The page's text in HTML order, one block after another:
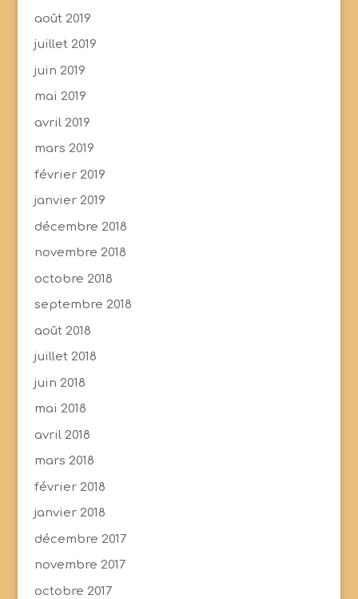
août 2019
juillet 2019
juin 2019
mai 2019
avril 2019
mars 2019
février 2019
janvier 2019
décembre 2018
novembre 2018
octobre 2018
septembre 2018
août 2018
juillet 2018
juin 2018
mai 2018
avril 2018
mars 2018
février 2018
janvier 2018
décembre 2017
novembre 2017
octobre 2017